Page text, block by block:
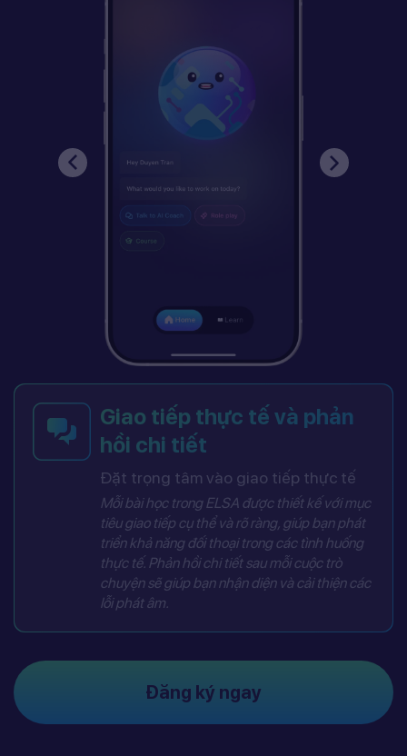
Giao tiếp thực tế và phản
hồi chi tiết
Đặt trọng tâm vào giao tiếp thực tế
Mỗi bài học trong ELSA được thiết kế với mục
tiêu giao tiếp cụ thể và rõ ràng, giúp bạn phát
triển khả năng đối thoại trong các tình huống
thực tế. Phản hồi chi tiết sau mỗi cuộc trò
chuyện sẽ giúp bạn nhận diện và cải thiện các
lỗi phát âm.
Đăng ký ngay